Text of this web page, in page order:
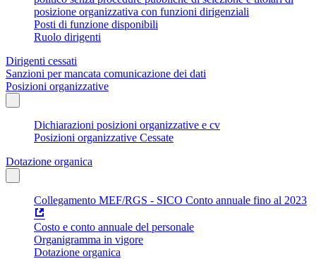
posizione organizzativa con funzioni dirigenziali
Posti di funzione disponibili
Ruolo dirigenti
Dirigenti cessati
Sanzioni per mancata comunicazione dei dati
Posizioni organizzative
Dichiarazioni posizioni organizzative e cv
Posizioni organizzative Cessate
Dotazione organica
Collegamento MEF/RGS - SICO Conto annuale fino al 2023
Costo e conto annuale del personale
Organigramma in vigore
Dotazione organica